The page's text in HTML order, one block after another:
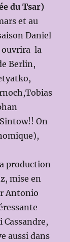
du Tsar)
et au
Daniel
ouvrira la
Berlin,
On
production
mise en
Antonio
Cassandre,
aussi dans